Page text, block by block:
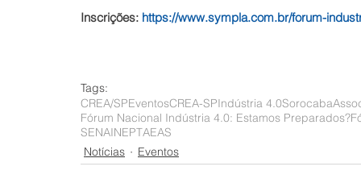
Inscrições: https://www.sympla.com.br/forum-
Tags:
CREA/SPEventosCREA-SPIndústria 4.0Sorocaba
Fórum Nacional Indústria 4.0: Estamos Preparados?
SENAINEPTAEAS
Notícias
Eventos